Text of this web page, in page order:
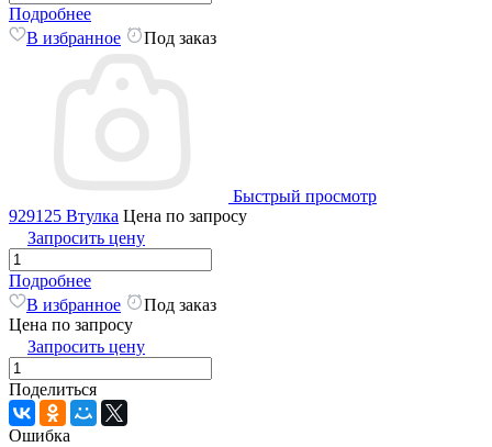
Подробнее
В избранное
Под заказ
Быстрый просмотр
929125 Втулка Цена по запросу
Запросить цену
Подробнее
В избранное
Под заказ
Цена по запросу
Запросить цену
Поделиться
Ошибка